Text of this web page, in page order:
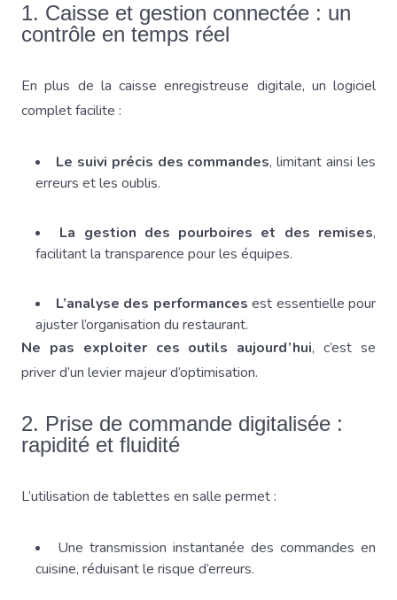
1. Caisse et gestion connectée : un
contrôle en temps réel
En plus de la caisse enregistreuse digitale, un logiciel
complet facilite :
Le suivi précis des commandes, limitant ainsi les
erreurs et les oublis.
La gestion des pourboires et des remises,
facilitant la transparence pour les équipes.
L’analyse des performances est essentielle pour
ajuster l’organisation du restaurant.
Ne pas exploiter ces outils aujourd’hui, c’est se
priver d’un levier majeur d’optimisation.
2. Prise de commande digitalisée :
rapidité et fluidité
L’utilisation de tablettes en salle permet :
Une transmission instantanée des commandes en
cuisine, réduisant le risque d’erreurs.